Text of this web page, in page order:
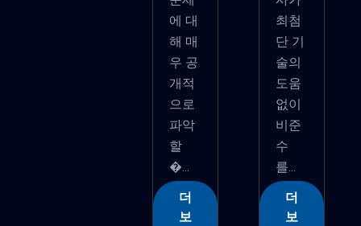
에 대
해 매
우 공
개적
으로
파악
할
�...
더
보
최첨
단 기
술의
도움
없이
비준
수
를...
더
보